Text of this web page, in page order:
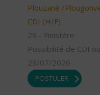
Plouzané /
CDI (H/F)
29 - Finistère
Possibilité de CDI
29/07/2026
POSTULER